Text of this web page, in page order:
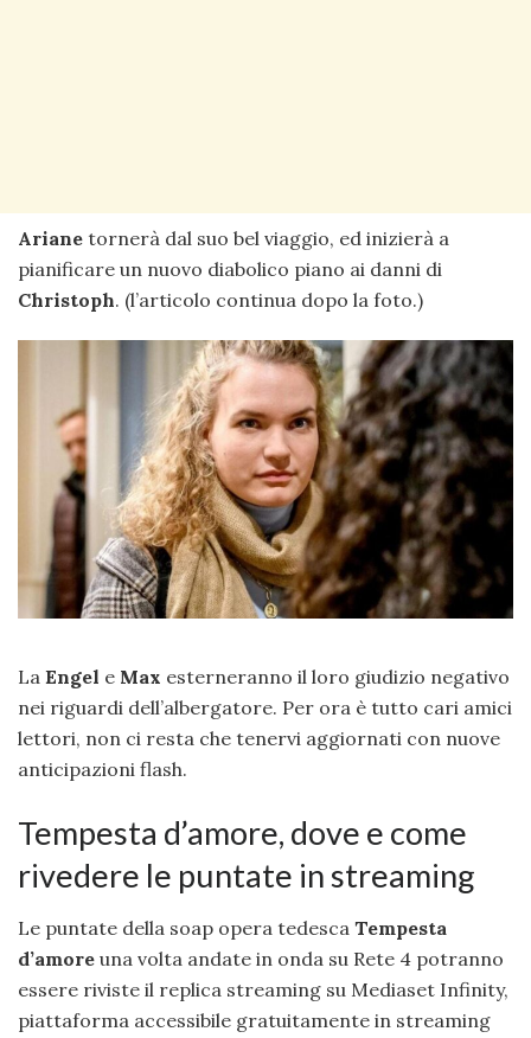
Ariane tornerà dal suo bel viaggio, ed inizierà a
pianificare un nuovo diabolico piano ai danni di
Christoph. (l’articolo continua dopo la foto.)
La Engel e Max esterneranno il loro giudizio negativo
nei riguardi dell’albergatore. Per ora è tutto cari amici
lettori, non ci resta che tenervi aggiornati con nuove
anticipazioni flash.
Tempesta d’amore, dove e come
rivedere le puntate in streaming
Le puntate della soap opera tedesca Tempesta
d’amore una volta andate in onda su Rete 4 potranno
essere riviste il replica streaming su Mediaset Infinity,
piattaforma accessibile gratuitamente in streaming